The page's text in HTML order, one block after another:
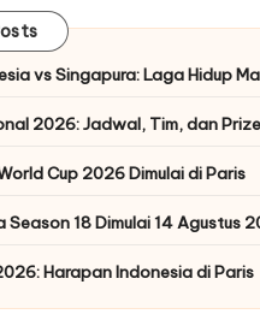
vs Singapura: Laga Hidup
2026: Jadwal, Tim, dan
Cup 2026 Dimulai di Paris
Season 18 Dimulai 14 Agustus
Harapan Indonesia di Paris